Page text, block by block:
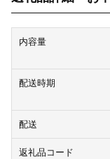
内容量
配送時期
配送
返礼品コード